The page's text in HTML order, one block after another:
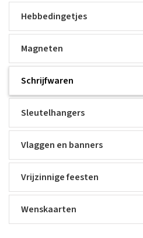
Hebbedingetjes
Magneten
Schrijfwaren
Sleutelhangers
Vlaggen en banners
Vrijzinnige feesten
Wenskaarten